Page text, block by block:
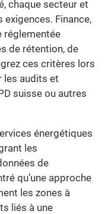
chaque secteur et
Finance,
réglementée
de rétention, de
ces critères lors
les audits et
suisse ou autres
énergétiques
les
de
qu’une approche
les zones à
liés à une